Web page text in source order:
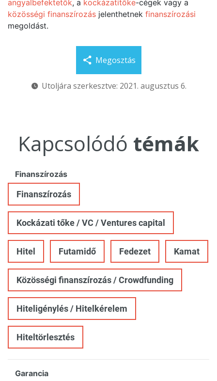
angyalbefektetők, a kockázatitőke-cégek vagy a
közösségi finanszírozás jelenthetnek finanszírozási
megoldást.
Megosztás
Utoljára szerkesztve: 2021. augusztus 6.
Kapcsolódó témák
Finanszírozás
Finanszírozás
Kockázati tőke / VC / Ventures capital
Hitel Futamidő Fedezet Kamat
Közösségi finanszírozás / Crowdfunding
Hiteligénylés / Hitelkérelem
Hiteltörlesztés
Garancia